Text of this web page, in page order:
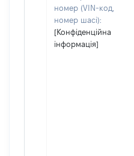
номер (VIN-код,
номер шасі):
[Конфіденційна
інформація]